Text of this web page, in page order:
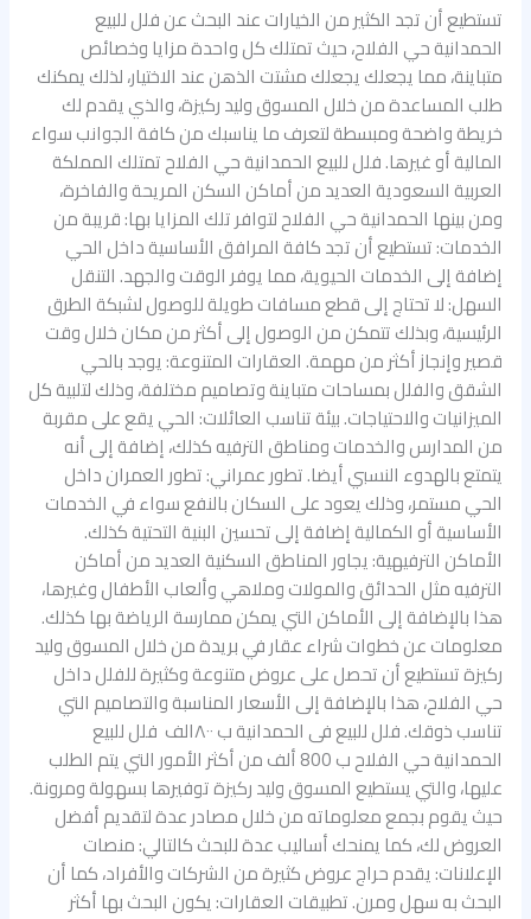
تستطيع أن تجد الكثير من الخيارات عند البحث عن فلل للبيع
الحمدانية حي الفلاح، حيث تمتلك كل واحدة مزايا وخصائص
متباينة، مما يجعلك يجعلك مشتت الذهن عند الاختيار، لذلك يمكنك
طلب المساعدة من خلال المسوق وليد ركيزة، والذي يقدم لك
خريطة واضحة ومبسطة لتعرف ما يناسبك من كافة الجوانب سواء
المالية أو غيرها. فلل للبيع الحمدانية حي الفلاح تمتلك المملكة
العربية السعودية العديد من أماكن السكن المريحة والفاخرة،
ومن بينها الحمدانية حي الفلاح لتوافر تلك المزايا بها: قريبة من
الخدمات: تستطيع أن تجد كافة المرافق الأساسية داخل الحي
إضافة إلى الخدمات الحيوية، مما يوفر الوقت والجهد. التنقل
السهل: لا تحتاج إلى قطع مسافات طويلة للوصول لشبكة الطرق
الرئيسية، وبذلك تتمكن من الوصول إلى أكثر من مكان خلال وقت
قصير وإنجاز أكثر من مهمة. العقارات المتنوعة: يوجد بالحي
الشقق والفلل بمساحات متباينة وتصاميم مختلفة، وذلك لتلبية كل
الميزانيات والاحتياجات. بيئة تناسب العائلات: الحي يقع على مقربة
من المدارس والخدمات ومناطق الترفيه كذلك، إضافة إلى أنه
يتمتع بالهدوء النسبي أيضا. تطور عمراني: تطور العمران داخل
الحي مستمر، وذلك يعود على السكان بالنفع سواء في الخدمات
الأساسية أو الكمالية إضافة إلى تحسين البنية التحتية كذلك.
الأماكن الترفيهية: يجاور المناطق السكنية العديد من أماكن
الترفيه مثل الحدائق والمولات وملاهي وألعاب الأطفال وغيرها،
هذا بالإضافة إلى الأماكن التي يمكن ممارسة الرياضة بها كذلك.
معلومات عن خطوات شراء عقار في بريدة من خلال المسوق وليد
ركيزة تستطيع أن تحصل على عروض متنوعة وكثيرة للفلل داخل
حي الفلاح، هذا بالإضافة إلى الأسعار المناسبة والتصاميم التي
تناسب ذوقك. فلل للبيع فى الحمدانية ب ٨٠٠الف فلل للبيع
الحمدانية حي الفلاح ب 800 ألف من أكثر الأمور التي يتم الطلب
عليها، والتي يستطيع المسوق وليد ركيزة توفيرها بسهولة ومرونة.
حيث يقوم بجمع معلوماته من خلال مصادر عدة لتقديم أفضل
العروض لك، كما يمنحك أساليب عدة للبحث كالتالي: منصات
الإعلانات: يقدم حراج عروض كثيرة من الشركات والأفراد، كما أن
البحث به سهل ومرن. تطبيقات العقارات: يكون البحث بها أكثر